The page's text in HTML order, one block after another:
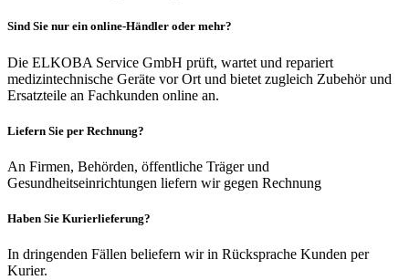
Sind Sie nur ein online-Händler oder mehr?
Die ELKOBA Service GmbH prüft, wartet und repariert
medizintechnische Geräte vor Ort und bietet zugleich Zubehör und
Ersatzteile an Fachkunden online an.
Liefern Sie per Rechnung?
An Firmen, Behörden, öffentliche Träger und
Gesundheitseinrichtungen liefern wir gegen Rechnung
Haben Sie Kurierlieferung?
In dringenden Fällen beliefern wir in Rücksprache Kunden per
Kurier.